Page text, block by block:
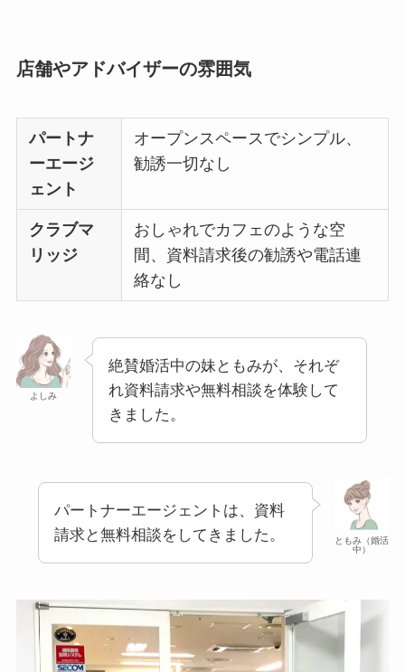
店舗やアドバイザーの雰囲気
パートナ
ーエージ
ェント
オープンスペースでシンプル、
勧誘一切なし
クラブマ
リッジ
おしゃれでカフェのような空
間、資料請求後の勧誘や電話連
絡なし
よしみ
絶賛婚活中の妹ともみが、それぞ
れ資料請求や無料相談を体験して
きました。
ともみ（婚活
中）
パートナーエージェントは、資料
請求と無料相談をしてきました。